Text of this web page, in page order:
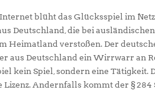
blüht das Glücksspiel im
Deutschland, die bei
Heimatland verstoßen. Der
aus Deutschland ein Wirrwarr an
kein Spiel, sondern eine Tätigkeit.
Lizenz. Andernfalls kommt der §